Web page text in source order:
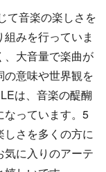
て音楽の楽しさを
みを行っていま
、大音量で楽曲が
意味や世界観を
は、音楽の醍醐
なっています。5
さを多くの方に
に入りのアーテ